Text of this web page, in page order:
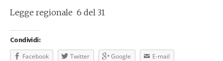
Legge regionale 6 del 31
Condividi:
Facebook Twitter Google E-mail